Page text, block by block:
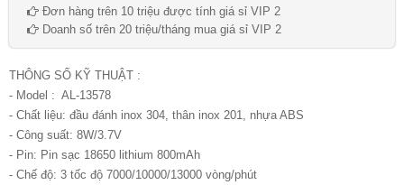
Đơn hàng trên 10 triệu được tính giá sỉ VIP 2
Doanh số trên 20 triệu/tháng mua giá sỉ VIP 2
THÔNG SỐ KỸ THUẬT :
- Model : AL-13578
- Chất liệu: đầu đánh inox 304, thân inox 201, nhựa ABS
- Công suất: 8W/3.7V
- Pin: Pin sạc 18650 lithium 800mAh
- Chế độ: 3 tốc độ 7000/10000/13000 vòng/phút